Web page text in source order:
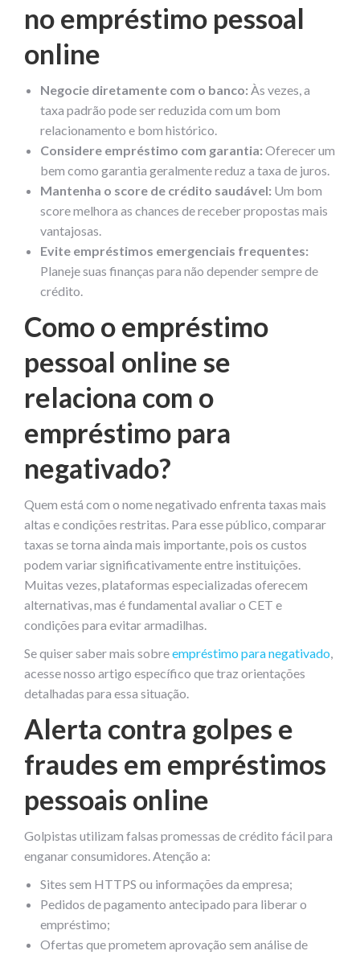
no empréstimo pessoal
online
Negocie diretamente com o banco: Às vezes, a
taxa padrão pode ser reduzida com um bom
relacionamento e bom histórico.
Considere empréstimo com garantia: Oferecer um
bem como garantia geralmente reduz a taxa de juros.
Mantenha o score de crédito saudável: Um bom
score melhora as chances de receber propostas mais
vantajosas.
Evite empréstimos emergenciais frequentes:
Planeje suas finanças para não depender sempre de
crédito.
Como o empréstimo
pessoal online se
relaciona com o
empréstimo para
negativado?
Quem está com o nome negativado enfrenta taxas mais
altas e condições restritas. Para esse público, comparar
taxas se torna ainda mais importante, pois os custos
podem variar significativamente entre instituições.
Muitas vezes, plataformas especializadas oferecem
alternativas, mas é fundamental avaliar o CET e
condições para evitar armadilhas.
Se quiser saber mais sobreempréstimo para negativado,
acesse nosso artigo específico que traz orientações
detalhadas para essa situação.
Alerta contra golpes e
fraudes em empréstimos
pessoais online
Golpistas utilizam falsas promessas de crédito fácil para
enganar consumidores. Atenção a:
Sites sem HTTPS ou informações da empresa;
Pedidos de pagamento antecipado para liberar o
empréstimo;
Ofertas que prometem aprovação sem análise de